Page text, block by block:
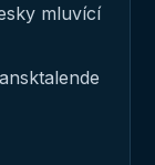
mluvící